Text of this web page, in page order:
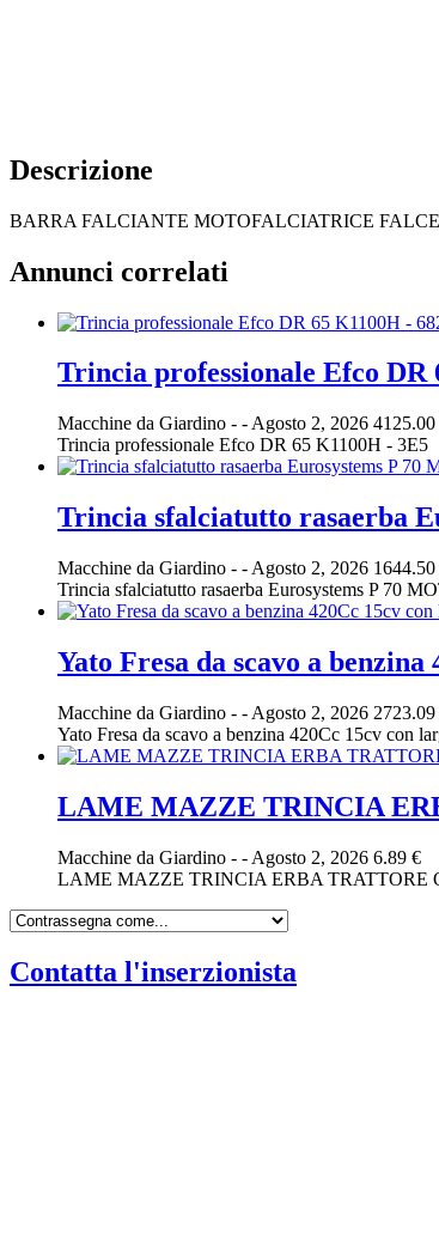
Descrizione
BARRA FALCIANTE MOTOFALCIATRICE
Annunci correlati
Trincia professionale Efco DR
Macchine da Giardino - - Agosto 2, 2026 4125.00
Trincia professionale Efco DR 65 K1100H - 3E5
Trincia sfalciatutto rasaerba
Macchine da Giardino - - Agosto 2, 2026 1644.50
Trincia sfalciatutto rasaerba Eurosystems P 70
Yato Fresa da scavo a
Macchine da Giardino - - Agosto 2, 2026 2723.09
Yato Fresa da scavo a benzina 420Cc 15cv con
LAME MAZZE TRINCIA
Macchine da Giardino - - Agosto 2, 2026 6.89 €
LAME MAZZE TRINCIA ERBA TRATTORE
Contatta l'inserzionista